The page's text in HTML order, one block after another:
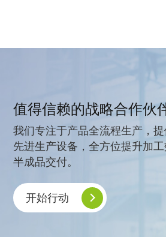
值得信赖的战略合作伙
我们专注于产品全流程生产，
先进生产设备，全方位提升加
半成品交付。
开始行动